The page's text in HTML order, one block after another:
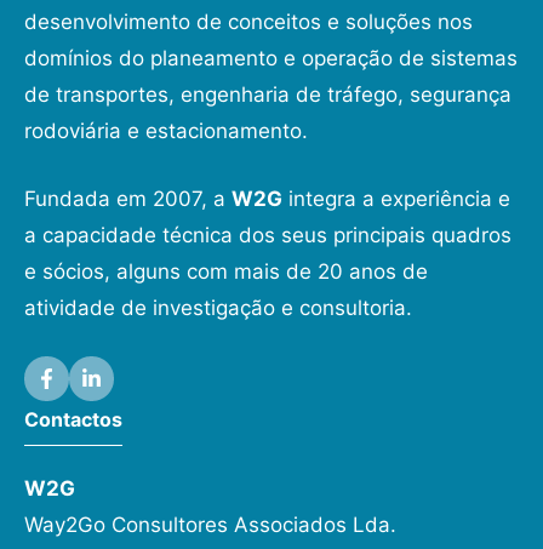
desenvolvimento de conceitos e soluções nos
domínios do planeamento e operação de sistemas
de transportes, engenharia de tráfego, segurança
rodoviária e estacionamento.
Fundada em 2007, a W2G integra a experiência e
a capacidade técnica dos seus principais quadros
e sócios, alguns com mais de 20 anos de
atividade de investigação e consultoria.
Contactos
W2G
Way2Go Consultores Associados Lda.